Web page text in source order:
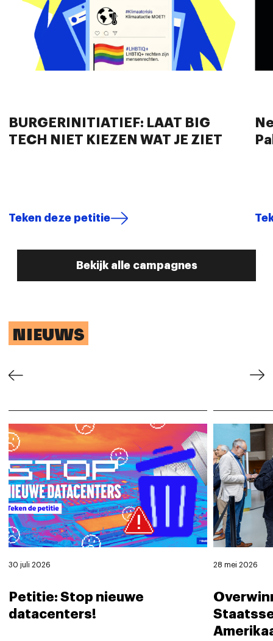
BURGERINITIATIEF: LAAT BIG
TECH NIET KIEZEN WAT JE ZIET
Teken deze petitie
Bekijk alle campagnes
NIEUWS
30 juli 2026
Petitie: Stop nieuwe
datacenters!
28 mei 2026